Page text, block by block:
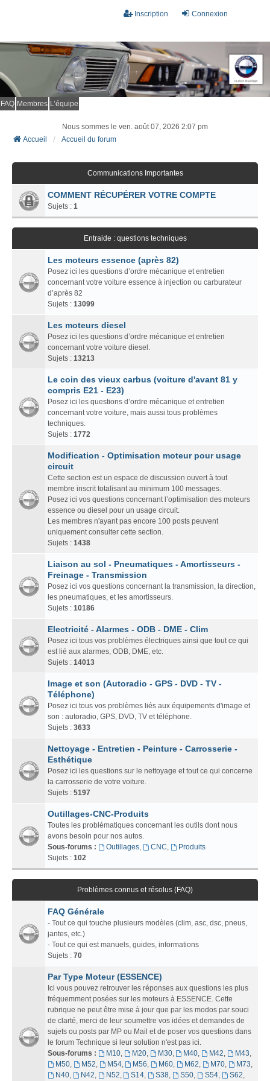
Connexion
Inscription
FAQ Membres L’équipe
Nous sommes le ven. août 07, 2026 2:07 pm
Accueil
Accueil du forum
Communications Importantes
COMMENT RÉCUPÉRER VOTRE COMPTE
Sujets : 1
Entraide : questions techniques
Les moteurs essence (après 82)
Posez ici les questions d’ordre mécanique et entretien
concernant votre voiture essence à injection ou carburateur
d’après 82
Sujets : 13099
Les moteurs diesel
Posez ici les questions d’ordre mécanique et entretien
concernant votre voiture diesel.
Sujets : 13213
Le coin des vieux carbus (voiture d'avant 81 y
compris E21 - E23)
Posez ici les questions d’ordre mécanique et entretien
concernant votre voiture, mais aussi tous problèmes
techniques.
Sujets : 1772
Modification - Optimisation moteur pour usage
circuit
Cette section est un espace de discussion ouvert à tout
membre inscrit totalisant au minimum 100 messages.
Posez ici vos questions concernant l’optimisation des moteurs
essence ou diesel pour un usage circuit.
Les membres n'ayant pas encore 100 posts peuvent
uniquement consulter cette section.
Sujets : 1438
Liaison au sol - Pneumatiques - Amortisseurs -
Freinage - Transmission
Posez ici vos questions concernant la transmission, la direction,
les pneumatiques, et les amortisseurs.
Sujets : 10186
Electricité - Alarmes - ODB - DME - Clim
Posez ici tous vos problèmes électriques ainsi que tout ce qui
est lié aux alarmes, ODB, DME, etc.
Sujets : 14013
Image et son (Autoradio - GPS - DVD - TV -
Téléphone)
Posez ici tous vos problèmes liés aux équipements d'image et
son : autoradio, GPS, DVD, TV et téléphone.
Sujets : 3633
Nettoyage - Entretien - Peinture - Carrosserie -
Esthétique
Posez ici les questions sur le nettoyage et tout ce qui concerne
la carrosserie de votre voiture.
Sujets : 5197
Outillages-CNC-Produits
Toutes les problématiques concernant les outils dont nous
avons besoin pour nos autos.
Sous-forums :
Outillages, CNC,
Produits
Sujets : 102
Problèmes connus et résolus (FAQ)
FAQ Générale
- Tout ce qui touche plusieurs modèles (clim, asc, dsc, pneus,
jantes, etc.)
- Tout ce qui est manuels, guides, informations
Sujets : 70
Par Type Moteur (ESSENCE)
Ici vous pouvez retrouver les réponses aux questions les plus
fréquemment posées sur les moteurs à ESSENCE. Cette
rubrique ne peut être mise à jour que par les modos par souci
de clarté, merci de leur soumettre vos idées et demandes de
sujets ou posts par MP ou Mail et de poser vos questions dans
le forum Technique si leur solution n'est pas ici.
Sous-forums :
M10, M20, M30, M40, M42, M43,
M50, M52, M54, M56, M60, M62, M70, M73,
N40, N42, N52, S14, S38, S50, S54, S62,